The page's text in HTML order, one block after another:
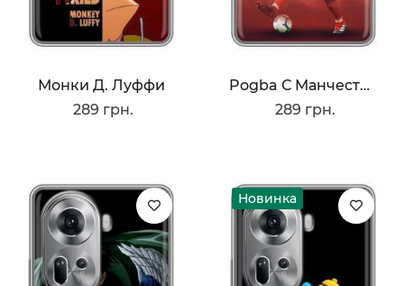
Монки Д. Луффи
289 грн.
Pogba С Манчестера
289 грн.
Новинка